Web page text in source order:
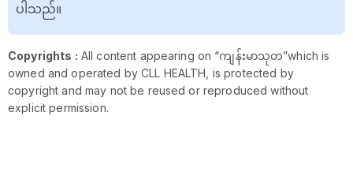
ပါသည်။
Copyrights : All content appearing on “ကျန်းမာသုတ”which is
owned and operated by CLL HEALTH, is protected by
copyright and may not be reused or reproduced without
explicit permission.